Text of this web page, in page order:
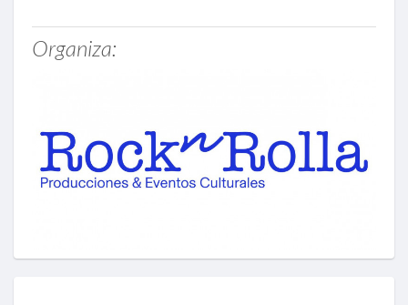
Organiza: